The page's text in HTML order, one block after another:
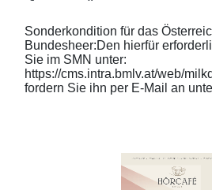
Sonderkondition für das
Bundesheer:Den hierfür
Sie im SMN unter:
https://cms.intra.bmlv.at/web/
fordern Sie ihn per E-Mail an